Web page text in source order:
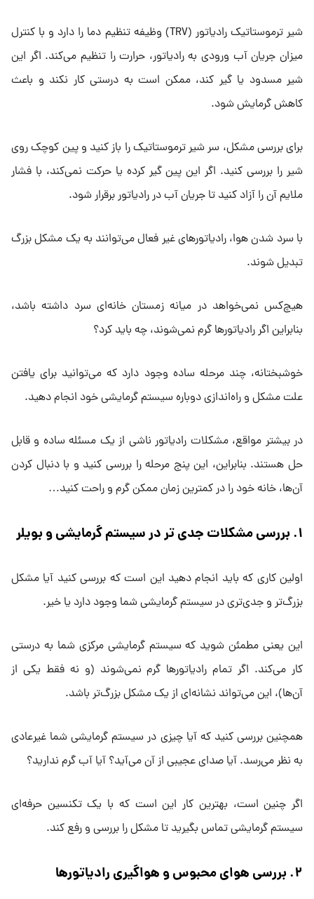
شیر ترموستاتیک رادیاتور (TRV) وظیفه تنظیم دما را دارد و با کنترل
میزان جریان آب ورودی به رادیاتور، حرارت را تنظیم می‌کند. اگر این
شیر مسدود یا گیر کند، ممکن است به درستی کار نکند و باعث
کاهش گرمایش شود.
برای بررسی مشکل، سر شیر ترموستاتیک را باز کنید و پین کوچک روی
شیر را بررسی کنید. اگر این پین گیر کرده یا حرکت نمی‌کند، با فشار
ملایم آن را آزاد کنید تا جریان آب در رادیاتور برقرار شود.
با سرد شدن هوا، رادیاتورهای غیر فعال می‌توانند به یک مشکل بزرگ
تبدیل شوند.
هیچ‌کس نمی‌خواهد در میانه زمستان خانه‌ای سرد داشته باشد،
بنابراین اگر رادیاتورها گرم نمی‌شوند، چه باید کرد؟
خوشبختانه، چند مرحله ساده وجود دارد که می‌توانید برای یافتن
علت مشکل و راه‌اندازی دوباره سیستم گرمایشی خود انجام دهید.
در بیشتر مواقع، مشکلات رادیاتور ناشی از یک مسئله ساده و قابل
حل هستند. بنابراین، این پنج مرحله را بررسی کنید و با دنبال کردن
آن‌ها، خانه خود را در کمترین زمان ممکن گرم و راحت کنید…
۱.بررسی مشکلات جدی ‌تر در سیستم گرمایشی و بویلر
اولین کاری که باید انجام دهید این است که بررسی کنید آیا مشکل
بزرگ‌تر و جدی‌تری در سیستم گرمایشی شما وجود دارد یا خیر.
این یعنی مطمئن شوید که سیستم گرمایشی مرکزی شما به درستی
کار می‌کند. اگر تمام رادیاتورها گرم نمی‌شوند (و نه فقط یکی از
آن‌ها)، این می‌تواند نشانه‌ای از یک مشکل بزرگ‌تر باشد.
همچنین بررسی کنید که آیا چیزی در سیستم گرمایشی شما غیرعادی
به نظر می‌رسد. آیا صدای عجیبی از آن می‌آید؟ آیا آب گرم ندارید؟
اگر چنین است، بهترین کار این است که با یک تکنسین حرفه‌ای
سیستم گرمایشی تماس بگیرید تا مشکل را بررسی و رفع کند.
۲.بررسی هوای محبوس و هواگیری رادیاتورها